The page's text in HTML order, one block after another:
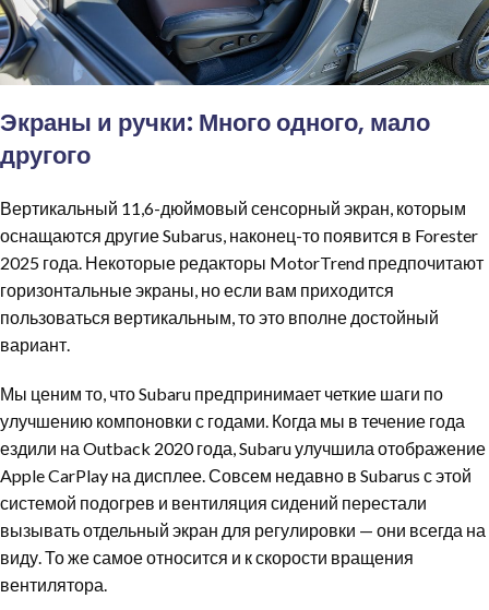
Экраны и ручки: Много одного, мало
другого
Вертикальный 11,6-дюймовый сенсорный экран, которым
оснащаются другие Subarus, наконец-то появится в Forester
2025 года. Некоторые редакторы MotorTrend предпочитают
горизонтальные экраны, но если вам приходится
пользоваться вертикальным, то это вполне достойный
вариант.
Мы ценим то, что Subaru предпринимает четкие шаги по
улучшению компоновки с годами. Когда мы в течение года
ездили на Outback 2020 года, Subaru улучшила отображение
Apple CarPlay на дисплее. Совсем недавно в Subarus с этой
системой подогрев и вентиляция сидений перестали
вызывать отдельный экран для регулировки — они всегда на
виду. То же самое относится и к скорости вращения
вентилятора.